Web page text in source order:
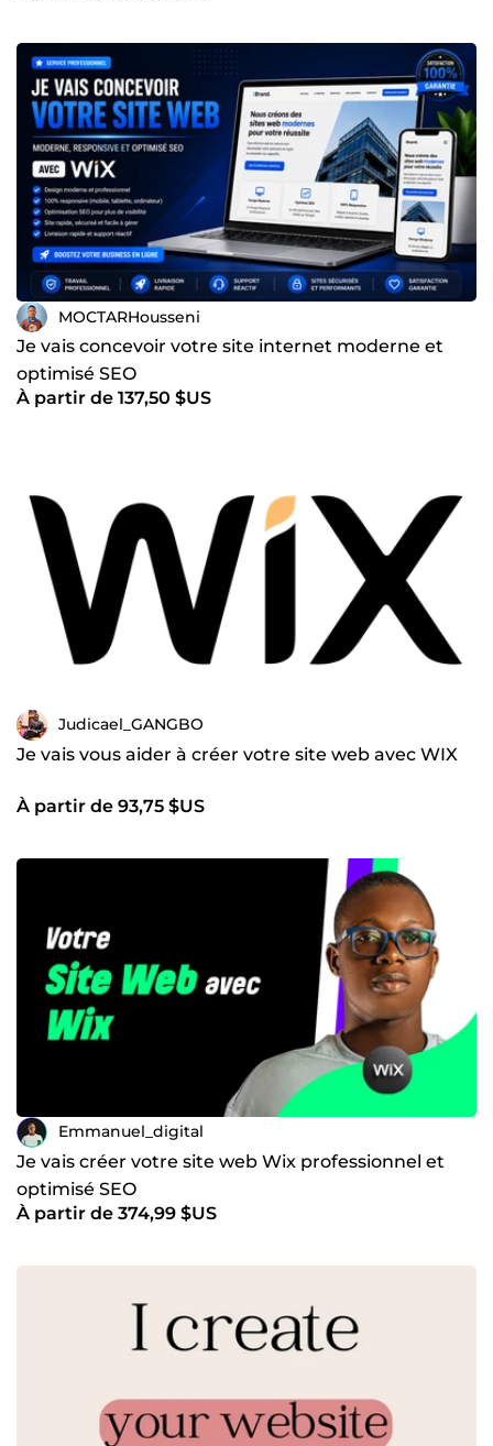
MOCTARHousseni
Je vais concevoir votre site internet moderne et
optimisé SEO
À partir de 137,50 $US
Judicael_GANGBO
Je vais vous aider à créer votre site web avec WIX
À partir de 93,75 $US
Emmanuel_digital
Je vais créer votre site web Wix professionnel et
optimisé SEO
À partir de 374,99 $US